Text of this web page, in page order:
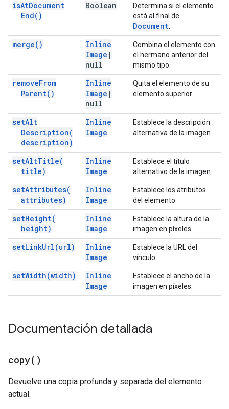
isAtDocument
End( )
Boolean
Determina si el elemento
está al final de
Document
merge( )
Inline
Image |
null
Combina el elemento con
el hermano anterior del
mismo tipo.
removeFrom
Parent( )
Inline
Image |
null
Quita el elemento de su
elemento superior.
setAlt
Description(
description)
Inline
Image
Establece la descripción
alternativa de la imagen.
setAltTitle(
title)
Inline
Image
Establece el título
alternativo de la imagen.
setAttributes(
attributes)
Inline
Image
Establece los atributos
del elemento.
setHeight(
height)
Inline
Image
Establece la altura de la
imagen en píxeles.
setLinkUrl(url)
Inline
Image
Establece la URL del
vínculo.
setWidth(width)
Inline
Image
Establece el ancho de la
imagen en píxeles.
Documentación detallada
copy( )
Devuelve una copia profunda y separada del elemento
actual.